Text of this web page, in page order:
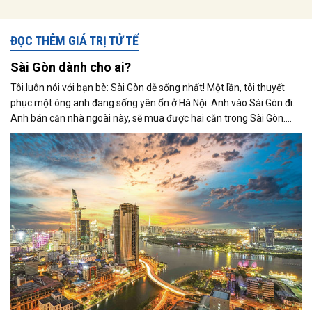
ĐỌC THÊM GIÁ TRỊ TỬ TẾ
Sài Gòn dành cho ai?
Tôi luôn nói với bạn bè: Sài Gòn dễ sống nhất! Một lần, tôi thuyết
phục một ông anh đang sống yên ổn ở Hà Nội: Anh vào Sài Gòn đi.
Anh bán căn nhà ngoài này, sẽ mua được hai căn trong Sài Gòn.
Việc kinh doanh của anh cũng sẽ thuận lợi hơn. Ông anh nghe lời và
bây giờ, sau 10 năm, anh ấy đã trở thành người Sài Gòn - TP.HCM
và lâu lâu vẫn cám ơn tôi.